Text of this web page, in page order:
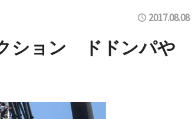
2017.08.08
ション ドドンパや